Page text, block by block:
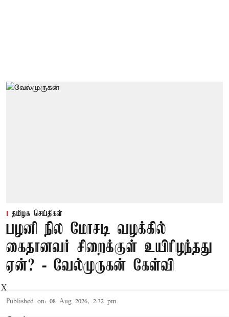
தமிழக செய்திகள்
பழனி நில மோசடி வழக்கில்
கைதானவர் சிறைக்குள் உயிரிழந்தது
ஏன்? - வேல்முருகன் கேள்வி
Published on: 08 Aug 2026, 2:32 pm
X